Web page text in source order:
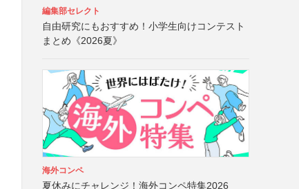
編集部セレクト
自由研究にもおすすめ！小学生向けコンテスト
まとめ《2026夏》
海外コンペ
夏休みにチャレンジ！海外コンペ特集2026